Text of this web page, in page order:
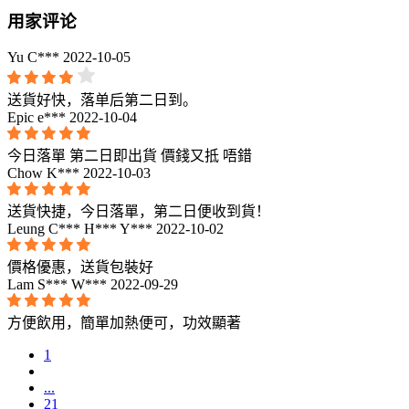
用家评论
Yu C*** 2022-10-05
送貨好快，落单后第二日到。
Epic e*** 2022-10-04
今日落單 第二日即出貨 價錢又抵 唔錯
Chow K*** 2022-10-03
送貨快捷，今日落單，第二日便收到貨！
Leung C*** H*** Y*** 2022-10-02
價格優惠，送貨包裝好
Lam S*** W*** 2022-09-29
方便飲用，簡單加熱便可，功效顯著
1
...
21